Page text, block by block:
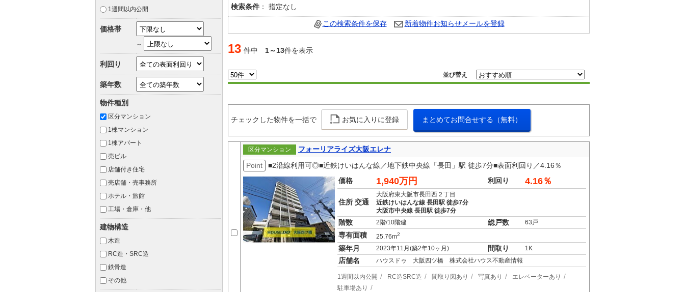
検索条件 ： 指定なし
この検索条件を保存 新着物件お知らせメールを登録
13 件中 1～13件を表示
並び替え
チェックした物件を一括で お気に入りに登録 まとめてお問合せする（無料）
区分マンション
フォーリアライズ大阪エレナ
Point
■2沿線利用可◎■近鉄けいはんな線／地下鉄中央線「長田」駅 徒歩7分■表面利回り／4.16％
価格
1,940万円 利回り 4.16％
住所 交通
大阪府東大阪市長田西２丁目
近鉄けいはんな線 長田駅 徒歩7分
大阪市中央線 長田駅 徒歩7分
階数 2階/10階建 総戸数 63戸
専有面積 25.76m2
築年月 2023年11月(築2年10ヶ月) 間取り 1K
店舗名 ハウスドゥ 大阪四ツ橋 株式会社ハウス不動産情報
1週間以内公開 RC造SRC造 間取り図あり 写真あり
エレベーターあり
駐車場あり
1週間以内公開
価格帯
～
利回り
築年数
物件種別
区分マンション
1棟マンション
1棟アパート
売ビル
店舗付き住宅
売店舗・売事務所
ホテル・旅館
工場・倉庫・他
建物構造
木造
RC造・SRC造
鉄骨造
その他